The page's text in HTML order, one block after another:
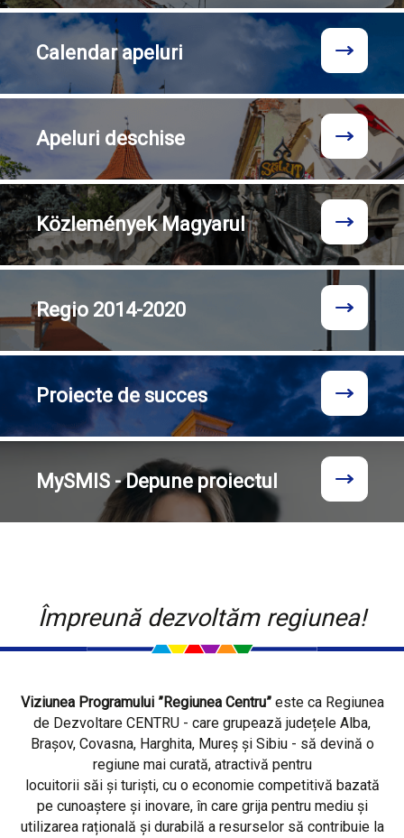
Calendarapeluri
Apeluri deschise
KözleményekMagyarul
Regio 2014-2020
Proiecte de succes
MySMIS - Depune proiectul
Împreună dezvoltăm regiunea!
Viziunea Programului ”Regiunea Centru”este ca Regiunea
de Dezvoltare CENTRU - care grupează județele Alba,
Brașov, Covasna, Harghita, Mureș și Sibiu - să devină o
regiune mai curată, atractivă pentru
locuitorii săi și turiști, cu o economie competitivă bazată
pe cunoaștere și inovare, în care grija pentru mediu și
utilizarea rațională și durabilă a resurselor să contribuie la